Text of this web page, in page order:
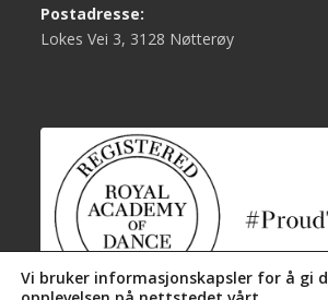
Postadresse:
Lokes Vei 3, 3128 Nøtterøy
Vi bruker informasjonskapsler for å gi